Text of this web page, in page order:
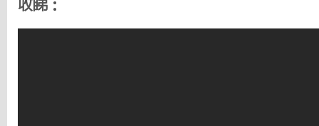
收睇：